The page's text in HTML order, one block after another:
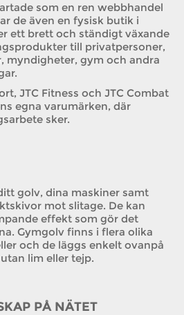
som en ren webbhandel
de även en fysisk butik i
ett brett och ständigt växande
till privatpersoner,
myndigheter, gym och andra
JTC Fitness och JTC Combat
egna varumärken, där
sker.
golv, dina maskiner samt
mot slitage. De kan
effekt som gör det
Gymgolv finns i flera olika
och de läggs enkelt ovanpå
lim eller tejp.
PÅ NÄTET